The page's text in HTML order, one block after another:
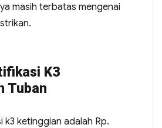
masih terbatas mengenai
K3
Tuban
k3 ketinggian adalah Rp.